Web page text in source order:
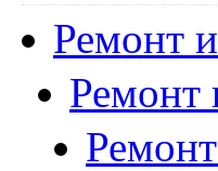
Ремонт
Ремонт